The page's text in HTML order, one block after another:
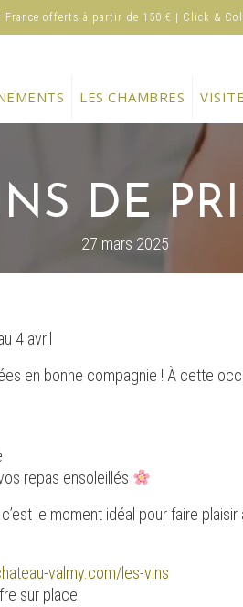
France offerts à partir de 150 € | Click &
LES CHAMBRES
DE
27 mars 2025
4 avril
en bonne compagnie ! À cette
repas ensoleillés
le moment idéal pour faire
valmy.com/les-vins
sur place.